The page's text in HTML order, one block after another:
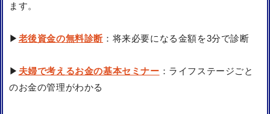
ます。
▶ 老後資金の無料診断 ：将来必要になる金額を3分で診断
▶ 夫婦で考えるお金の基本セミナー ：ライフステージごと
のお金の管理がわかる